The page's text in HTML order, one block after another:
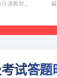
考试答